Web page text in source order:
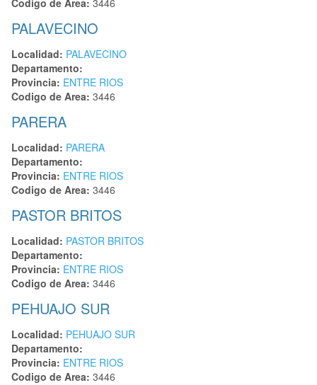
Codigo de Area: 3446
PALAVECINO
Localidad: PALAVECINO
Departamento:
Provincia: ENTRE RIOS
Codigo de Area: 3446
PARERA
Localidad: PARERA
Departamento:
Provincia: ENTRE RIOS
Codigo de Area: 3446
PASTOR BRITOS
Localidad: PASTOR BRITOS
Departamento:
Provincia: ENTRE RIOS
Codigo de Area: 3446
PEHUAJO SUR
Localidad: PEHUAJO SUR
Departamento:
Provincia: ENTRE RIOS
Codigo de Area: 3446